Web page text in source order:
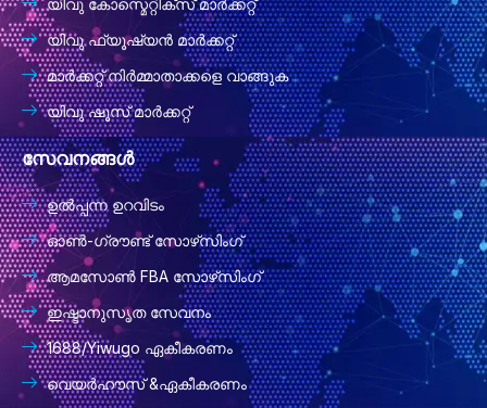
യിവു ഫ്യൂഷ്യൻ മാർക്കറ്റ്
മാർക്കറ്റ് നിർമ്മാതാക്കളെ വാങ്ങുക
യിവു ഷൂസ് മാർക്കറ്റ്
സേവനങ്ങൾ
ഉൽപ്പന്ന ഉറവിടം
ഓൺ-ഗ്രൗണ്ട് സോഴ്‌സിംഗ്
ആമസോൺ FBA സോഴ്‌സിംഗ്
ഇഷ്ടാനുസൃത സേവനം
1688/Yiwugo ഏകീകരണം
വെയർഹൗസ് &ഏകീകരണം